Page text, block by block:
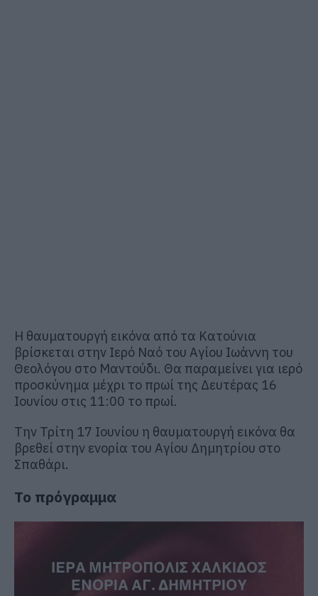
Η θαυματουργή εικόνα από τα Κατούνια
βρίσκεται στην Ιερό Ναό του Αγίου Ιωάννη του
Θεολόγου στο Μαντούδι. Θα παραμείνει για ιερό
προσκύνημα μέχρι το πρωί της Δευτέρας 16
Ιουνίου στις 11:00 το πρωί.
Την Τρίτη 17 Ιουνίου η θαυματουργή εικόνα θα
βρεθεί στην ενορία του Αγίου Δημητρίου στο
Σπαθάρι.
Το πρόγραμμα